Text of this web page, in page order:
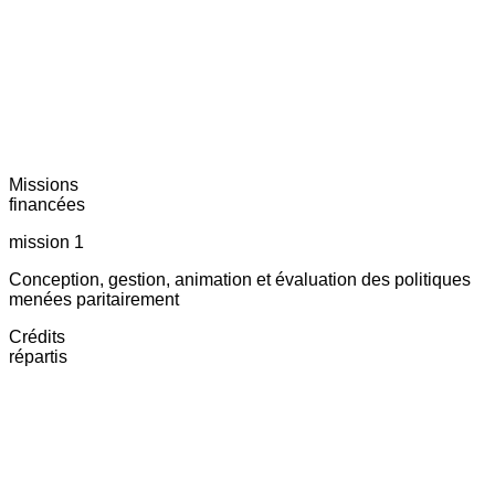
Missions
financées
mission 1
Conception, gestion, animation et évaluation des politiques
menées paritairement
Crédits
répartis